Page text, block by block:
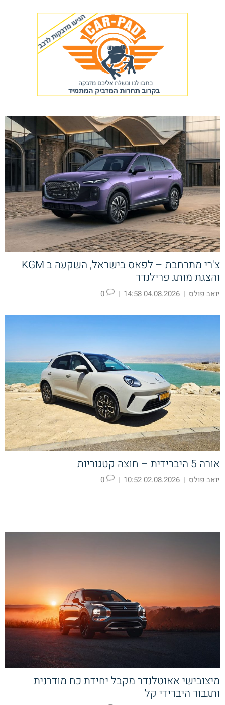
צ'רי מתרחבת – לפאס בישראל, השקעה ב KGM
והצגת מותג פרילנדר
יואב פולס |
04.08.2026 14:58
|
אורה 5 היברידית – חוצה קטגוריות
יואב פולס |
02.08.2026 10:52
|
מיצובישי אאוטלנדר מקבל יחידת כח מודרנית
ותגבור היברידי קל